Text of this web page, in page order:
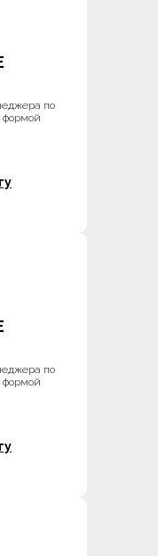
по
формой
по
формой